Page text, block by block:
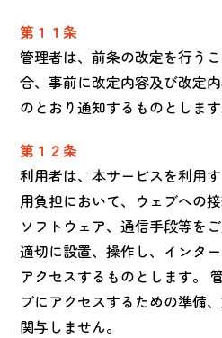
第１１条
管理者は、前条の改定を行う
合、事前に改定内容及び改定
のとおり通知するものとします
第１２条
利用者は、本サービスを利用
用負担において、ウェブへの
ソフトウェア、通信手段等を
適切に設置、操作し、インタ
アクセスするものとします。
ブにアクセスするための準備
関与しません。